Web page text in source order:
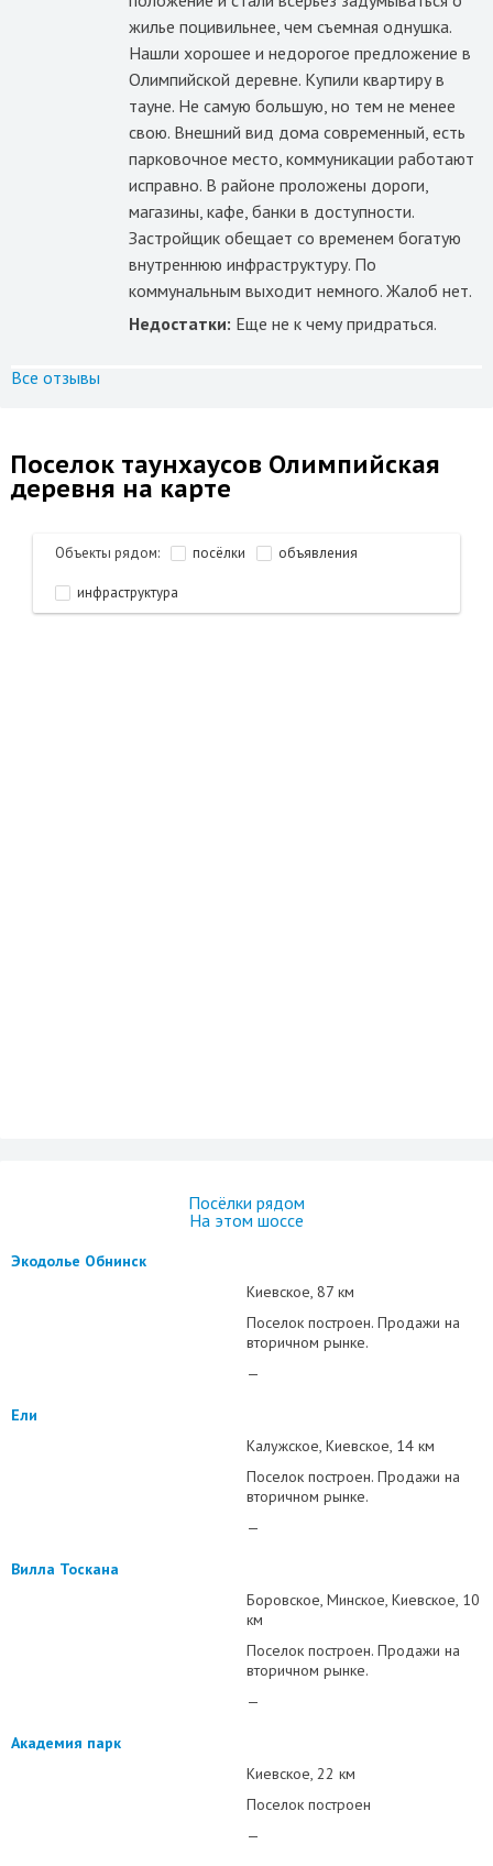
жилье поцивильнее, чем съемная однушка.
Нашли хорошее и недорогое предложение в
Олимпийской деревне. Купили квартиру в
тауне. Не самую большую, но тем не менее
свою. Внешний вид дома современный, есть
парковочное место, коммуникации работают
исправно. В районе проложены дороги,
магазины, кафе, банки в доступности.
Застройщик обещает со временем богатую
внутреннюю инфраструктуру. По
коммунальным выходит немного. Жалоб нет.
Недостатки: Еще не к чему придраться.
Все отзывы
Поселок таунхаусов Олимпийская
деревня на карте
Объекты рядом: посёлки объявления
инфраструктура
Посёлки рядом
На этом шоссе
Экодолье Обнинск
Киевское 87 км
Поселок построен. Продажи на
вторичном рынке.
—
Ели
Калужское Киевское 14 км
Поселок построен. Продажи на
вторичном рынке.
—
Вилла Тоскана
Боровское Минское Киевское 10
км
Поселок построен. Продажи на
вторичном рынке.
—
Академия парк
Киевское 22 км
Поселок построен
—